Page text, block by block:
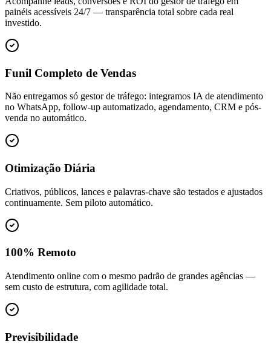
painéis acessíveis 24/7 — transparência total sobre cada real
investido.
Funil Completo de Vendas
Não entregamos só gestor de tráfego: integramos IA de atendimento
no WhatsApp, follow-up automatizado, agendamento, CRM e pós-
venda no automático.
Otimização Diária
Criativos, públicos, lances e palavras-chave são testados e ajustados
continuamente. Sem piloto automático.
100% Remoto
Atendimento online com o mesmo padrão de grandes agências —
sem custo de estrutura, com agilidade total.
Previsibilidade